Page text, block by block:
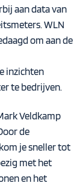
aan data van
WLN
om aan de
inzichten
te bedrijven.
Veldkamp
de
je sneller tot
met het
en het